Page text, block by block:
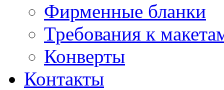
Фирменные бланки
Требования к
Конверты
Контакты